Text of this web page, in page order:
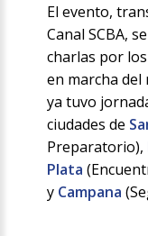
El evento,
Canal SCBA,
charlas por
en marcha del
ya tuvo
ciudades de
Preparatorio),
Plata
y Campana